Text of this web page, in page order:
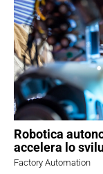
Robotica
accelera lo
Factory Automation